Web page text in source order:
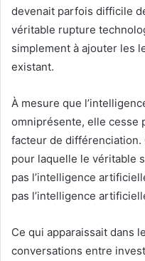
devenait parfois difficile
véritable rupture
simplement à ajouter les
existant.
À mesure que
omniprésente, elle cesse
facteur de différenciation.
pour laquelle le véritable
pas l’intelligence
pas l’intelligence
Ce qui apparaissait dans
conversations entre